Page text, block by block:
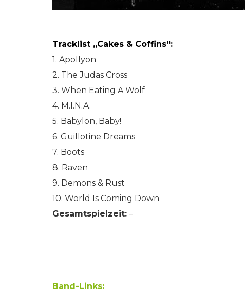
Tracklist „Cakes & Coffins“:
1. Apollyon
2. The Judas Cross
3. When Eating A Wolf
4. M.I.N.A.
5. Babylon, Baby!
6. Guillotine Dreams
7. Boots
8. Raven
9. Demons & Rust
10. World Is Coming Down
Gesamtspielzeit: –
Band-Links: